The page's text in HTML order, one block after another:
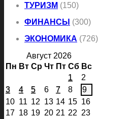
ТУРИЗМ (150)
ФИНАНСЫ (300)
ЭКОНОМИКА (726)
Август 2026
Пн Вт Ср Чт Пт Сб Вс
1
2
3
4 5 6 7 8
9
10 11 12 13 14 15 16
17 18 19 20 21 22 23